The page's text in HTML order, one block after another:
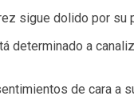
sigue dolido por
determinado a
de cara a